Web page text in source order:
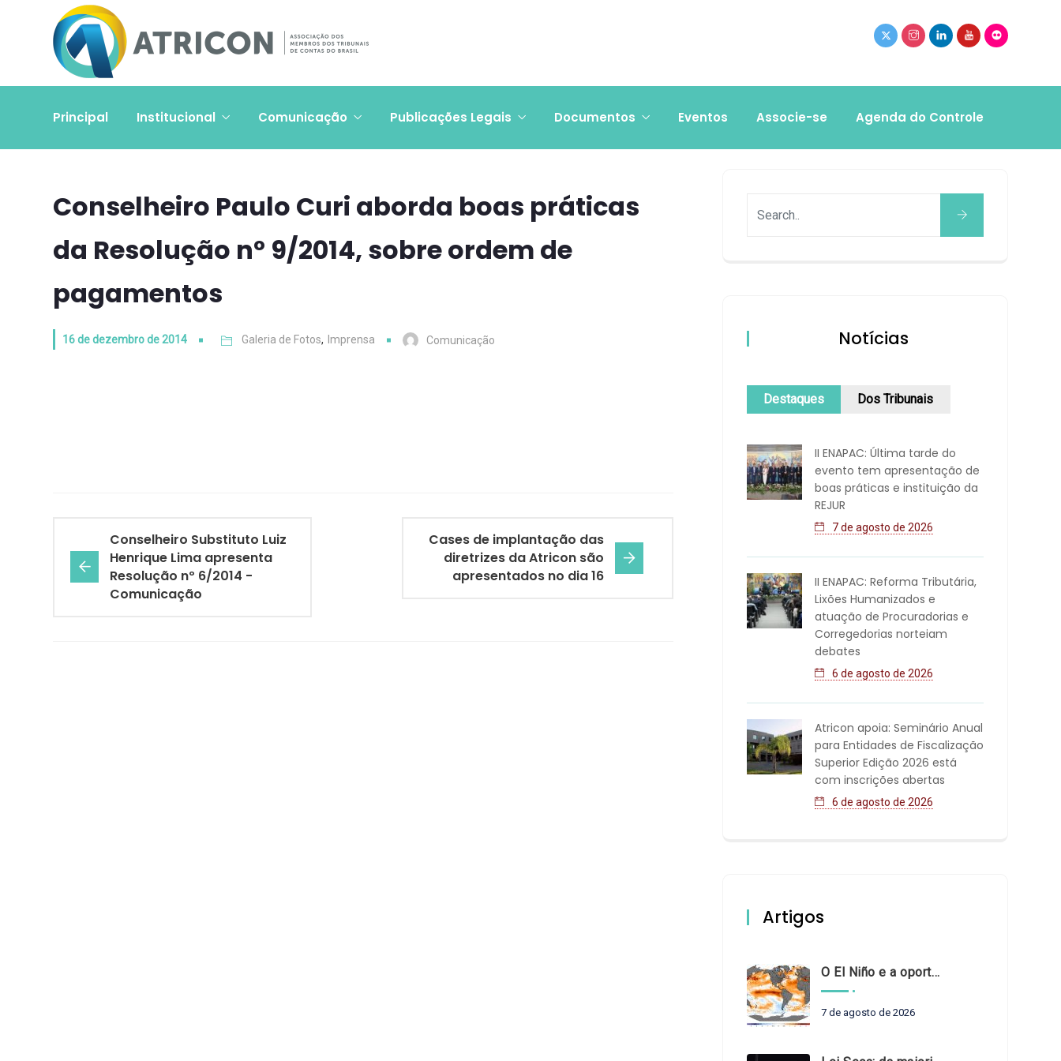
Principal Institucional Comunicação Publicações Legais Documentos Eventos Associe-se Agenda do Controle
Conselheiro Paulo Curi aborda boas práticas
da Resolução nº 9/2014, sobre ordem de
pagamentos
16 de dezembro de 2014 Galeria de Fotos, Imprensa Comunicação
Conselheiro Substituto Luiz
Henrique Lima apresenta
Resolução nº 6/2014 -
Comunicação
Cases de implantação das
diretrizes da Atricon são
apresentados no dia 16
Notícias
Destaques Dos Tribunais
II ENAPAC: Última tarde do
evento tem apresentação de
boas práticas e instituição da
REJUR
7 de agosto de 2026
II ENAPAC: Reforma Tributária,
Lixões Humanizados e
atuação de Procuradorias e
Corregedorias norteiam
debates
6 de agosto de 2026
Atricon apoia: Seminário Anual
para Entidades de Fiscalização
Superior Edição 2026 está
com inscrições abertas
6 de agosto de 2026
Artigos
O El Niño e a oportunidade de fortalecer o controle externo das políticas climáticas
7 de agosto de 2026